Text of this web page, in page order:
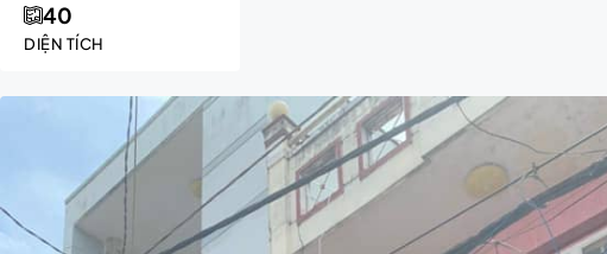
DIỆN TÍCH
40